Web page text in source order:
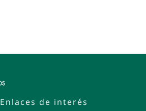
Enlaces de interés